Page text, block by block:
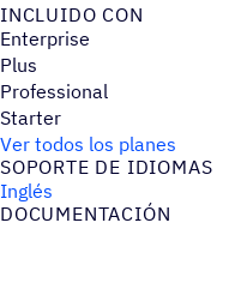
INCLUIDO CON
Enterprise
Plus
Professional
Starter
Ver todos los planes
SOPORTE DE IDIOMAS
Inglés
DOCU­MEN­TA­CIÓN